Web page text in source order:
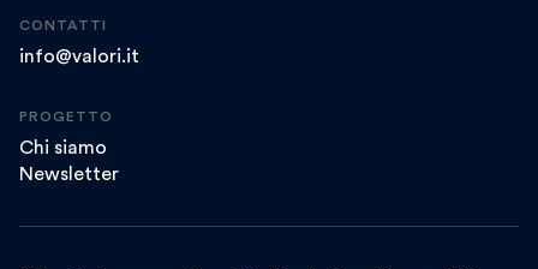
CONTATTI
info@valori.it
PROGETTO
Chi siamo
Newsletter